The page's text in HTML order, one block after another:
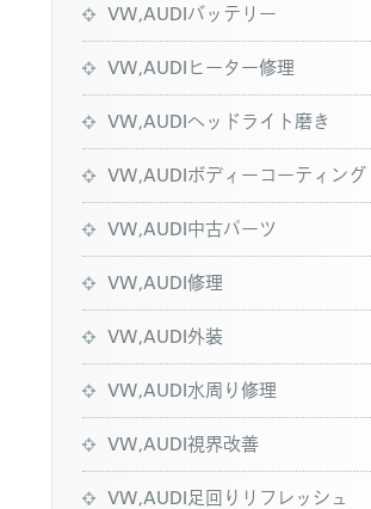
VW,AUDIバッテリー
VW,AUDIヒーター修理
VW,AUDIヘッドライト磨き
VW,AUDIボディーコーティング
VW,AUDI中古パーツ
VW,AUDI修理
VW,AUDI外装
VW,AUDI水周り修理
VW,AUDI視界改善
VW,AUDI足回りリフレッシュ